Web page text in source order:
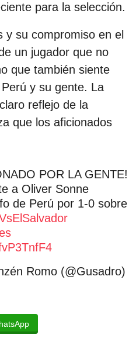
para la selección.
y su compromiso en el
un jugador que no
que también siente
y su gente. La
reflejo de la
que los aficionados
POR LA GENTE!
a Oliver Sonne
de Perú por 1-0 sobre
Romo (@Gusadro)